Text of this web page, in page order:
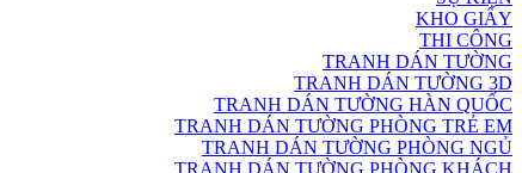
KHO GIẤY
THI CÔNG
TRANH DÁN TƯỜNG
TRANH DÁN TƯỜNG 3D
TRANH DÁN TƯỜNG HÀN QUỐC
TRANH DÁN TƯỜNG PHÒNG TRẺ EM
TRANH DÁN TƯỜNG PHÒNG NGỦ
TRANH DÁN TƯỜNG PHÒNG KHÁCH